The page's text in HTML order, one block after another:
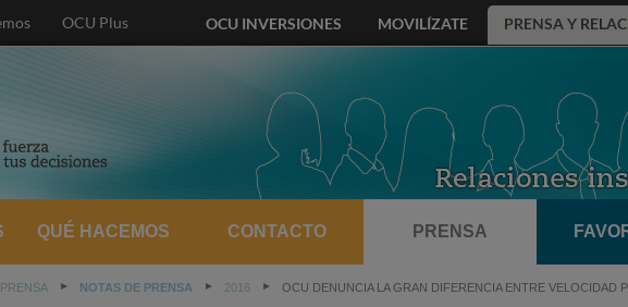
OCU Plus OCU INVERSIONES MOVILÍZATE PRENSA Y
QUÉ HACEMOS CONTACTO PRENSA
PRENSA NOTAS DE PRENSA 2016
OCU DENUNCIA LA GRAN DIFERENCIA ENTRE VELOCIDAD